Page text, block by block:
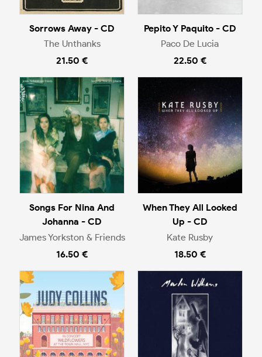
Sorrows Away - CD
The Unthanks
21.50 €
Pepito Y Paquito - CD
Paco De Lucia
22.50 €
Songs For Nina And
Johanna - CD
James Yorkston & Friends
16.50 €
When They All Looked
Up - CD
Kate Rusby
18.50 €